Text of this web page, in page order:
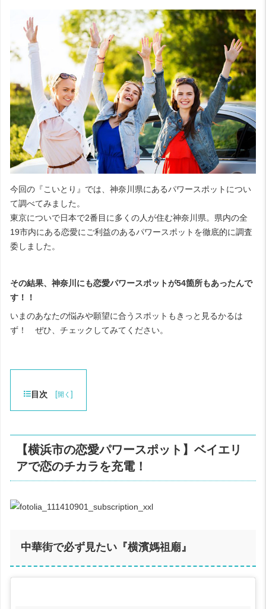
今回の『こいとり』では、神奈川県にあるパワースポットについ
て調べてみました。
東京についで日本で2番目に多くの人が住む神奈川県。県内の全
19市内にある恋愛にご利益のあるパワースポットを徹底的に調査
委しました。
その結果、神奈川にも恋愛パワースポットが54箇所もあったんで
す！！
いまのあなたの悩みや願望に合うスポットもきっと見るかるは
ず！ ぜひ、チェックしてみてください。
目次 開く
【横浜市の恋愛パワースポット】ベイエリ
アで恋のチカラを充電！
中華街で必ず見たい『横濱媽祖廟』